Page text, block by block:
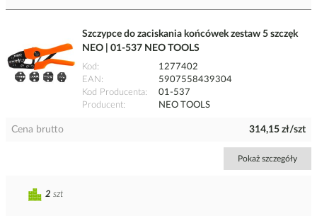
Szczypce do zaciskania końcówek zestaw 5 szczęk
NEO | 01-537 NEO TOOLS
Kod
1277402
EAN
5907558439304
Kod Producenta
01-537
Producent
NEO TOOLS
Cena brutto 314,15 zł/szt
Pokaż szczegóły
2 szt